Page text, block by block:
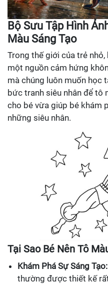
Bộ Sưu Tập Hình
Màu Sáng Tạo
Trong thế giới của trẻ nhỏ,
một nguồn cảm hứng
mà chúng luôn muốn học
bức tranh siêu nhân để tô
cho bé vừa giúp bé khám
những siêu nhân.
Tại Sao Bé Nên Tô
Khám Phá Sự Sáng Tạo:
thường được thiết kế